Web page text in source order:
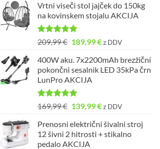
Vrtni viseči stol jajček do 150kg
na kovinskem stojalu AKCIJA
Ocenjeno
od 5
209,99€ Izvirna
je
bila:
209,99 €.
189,99€Trenutna
je:
189,99 €.
z DDV
400W aku. 7x2200mAh brezžični
pokončni sesalnik LED 35kPa črn
LunPro AKCIJA
Ocenjeno
od 5
169,99€ Izvirna
je
bila:
139,99€Trenutna
je:
139,99 €.
z DDV
Prenosni električni šivalni stroj
12 šivni 2 hitrosti + stikalno
pedalo AKCIJA